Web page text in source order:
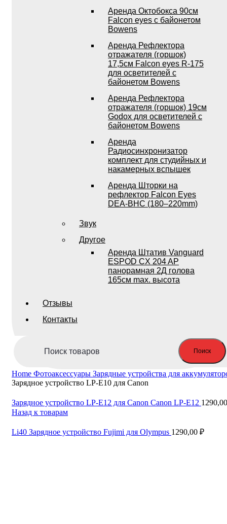
Аренда Октобокса 90см
Falcon eyes с байонетом
Bowens
Аренда Рефлектора
отражателя (горшок)
17,5см Falcon eyes R-175
для осветителей с
байонетом Bowens
Аренда Рефлектора
отражателя (горшок) 19см
Godox для осветителей с
байонетом Bowens
Аренда
Радиосинхронизатор
комплект для студийных и
накамерных вспышек
Аренда Шторки на
рефлектор Falcon Eyes
DEA-BHC (180–220mm)
Звук
Другое
Аренда Штатив Vanguard
ESPOD CX 204 AP
панорамная 2Д голова
165см max. высота
Отзывы
Контакты
Поиск
Home Фотоаксессуары Зарядные устройства для
Зарядное устройство LP-E10 для Canon
Зарядное устройство LP-E12 для Canon Canon LP-E12
Назад к товарам
Li40 Зарядное устройство Fujimi для Olympus 1290,00 ₽